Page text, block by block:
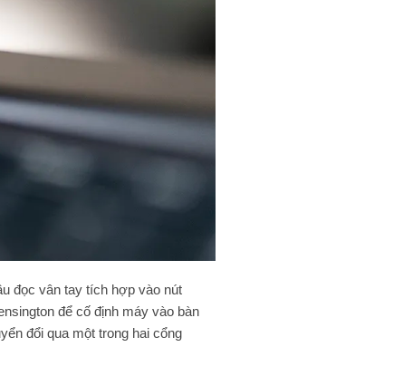
đọc vân tay tích hợp vào nút
để cố định máy vào bàn
đổi qua một trong hai cổng